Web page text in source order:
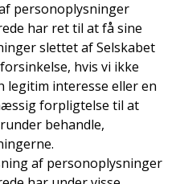
personoplysninger
har ret til at få sine
slettet af Selskabet
hvis vi ikke
legitim interesse eller en
forpligtelse til at
behandle,
af personoplysninger